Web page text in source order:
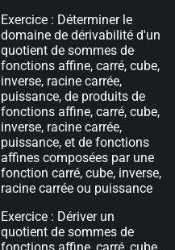
Exercice : Déterminer le
domaine de dérivabilité d'un
quotient de sommes de
fonctions affine, carré, cube,
inverse, racine carrée,
puissance, de produits de
fonctions affine, carré, cube,
inverse, racine carrée,
puissance, et de fonctions
affines composées par une
fonction carré, cube, inverse,
racine carrée ou puissance
Exercice : Dériver un
quotient de sommes de